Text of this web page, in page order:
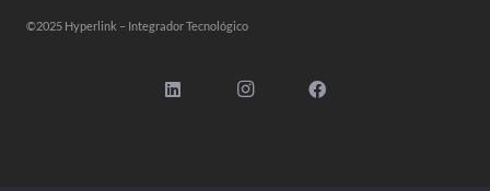
©2025 Hyperlink – Integrador Tecnológico